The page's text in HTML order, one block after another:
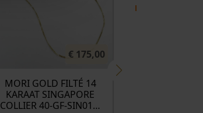
€175,00
MORI GOLD FILTÉ 14
KARAAT SINGAPORE
COLLIER 40-GF-SIN01…
Binnenkort